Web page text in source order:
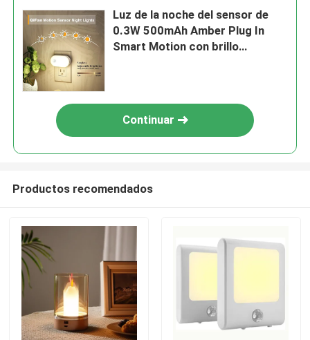
Luz de la noche del sensor de
0.3W 500mAh Amber Plug In
Smart Motion con brillo
Continuar
Productos recomendados